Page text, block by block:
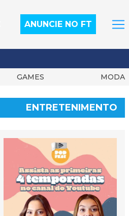
ANUNCIE NO FT
GAMES MODA
ENTRETENIMENTO